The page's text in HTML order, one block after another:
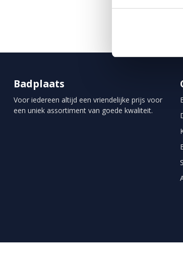
Badplaats
Voor iedereen altijd een vriendelijke prijs voor
een uniek assortiment van goede kwaliteit.